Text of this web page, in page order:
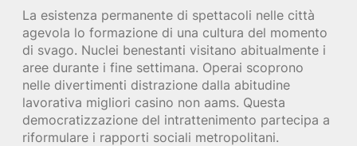
La esistenza permanente di spettacoli nelle città
agevola lo formazione di una cultura del momento
di svago. Nuclei benestanti visitano abitualmente i
aree durante i fine settimana. Operai scoprono
nelle divertimenti distrazione dalla abitudine
lavorativa migliori casino non aams. Questa
democratizzazione del intrattenimento partecipa a
riformulare i rapporti sociali metropolitani.